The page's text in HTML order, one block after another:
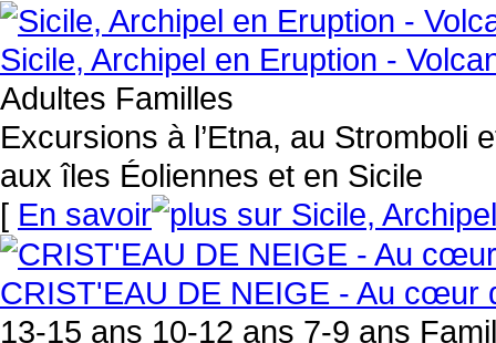
Sicile, Archipel en Eruption -
Adultes Familles
Excursions à l’Etna, au Stromboli
aux îles Éoliennes et en Sicile
[ En savoir
CRIST'EAU DE NEIGE - Au cœur
13-15 ans 10-12 ans 7-9 ans